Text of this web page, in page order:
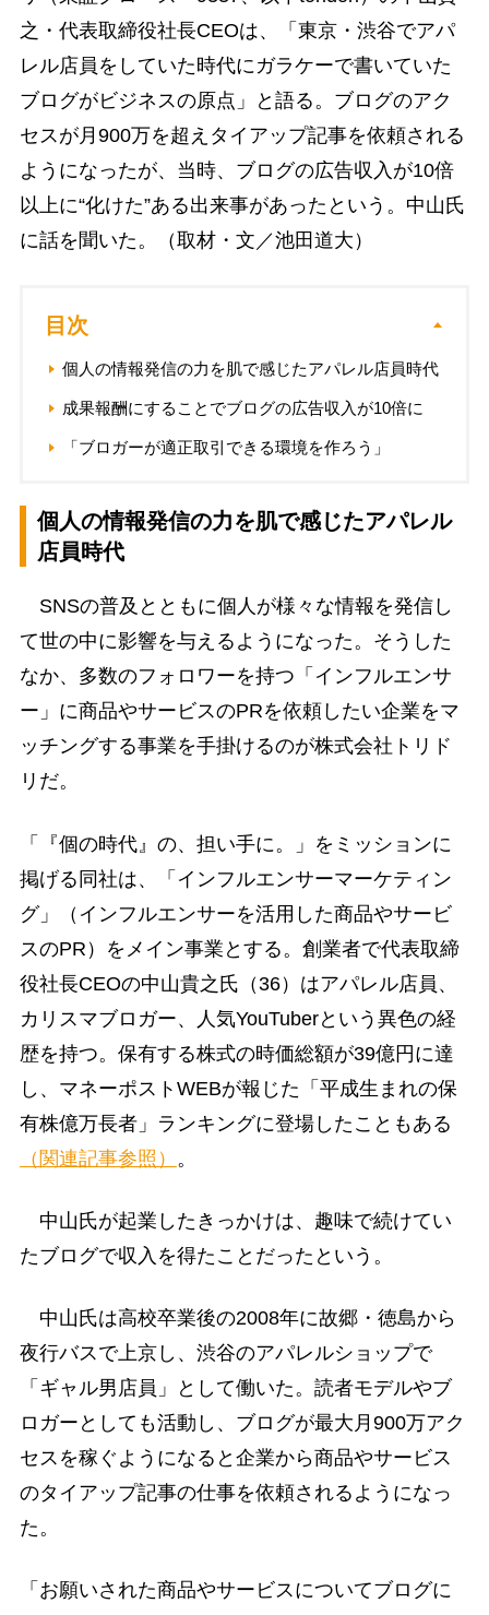
之・代表取締役社長CEOは、「東京・渋谷でアパ
レル店員をしていた時代にガラケーで書いていた
ブログがビジネスの原点」と語る。ブログのアク
セスが月900万を超えタイアップ記事を依頼される
ようになったが、当時、ブログの広告収入が10倍
以上に“化けた”ある出来事があったという。中山氏
に話を聞いた。（取材・文／池田道大）
目次
個人の情報発信の力を肌で感じたアパレル店員時代
成果報酬にすることでブログの広告収入が10倍に
「ブロガーが適正取引できる環境を作ろう」
個人の情報発信の力を肌で感じたアパレル
店員時代
SNSの普及とともに個人が様々な情報を発信し
て世の中に影響を与えるようになった。そうした
なか、多数のフォロワーを持つ「インフルエンサ
ー」に商品やサービスのPRを依頼したい企業をマ
ッチングする事業を手掛けるのが株式会社トリド
リだ。
「『個の時代』の、担い手に。」をミッションに
掲げる同社は、「インフルエンサーマーケティン
グ」（インフルエンサーを活用した商品やサービ
スのPR）をメイン事業とする。創業者で代表取締
役社長CEOの中山貴之氏（36）はアパレル店員、
カリスマブロガー、人気YouTuberという異色の経
歴を持つ。保有する株式の時価総額が39億円に達
し、マネーポストWEBが報じた「平成生まれの保
有株億万長者」ランキングに登場したこともある
（関連記事参照）
。
中山氏が起業したきっかけは、趣味で続けてい
たブログで収入を得たことだったという。
中山氏は高校卒業後の2008年に故郷・徳島から
夜行バスで上京し、渋谷のアパレルショップで
「ギャル男店員」として働いた。読者モデルやブ
ロガーとしても活動し、ブログが最大月900万アク
セスを稼ぐようになると企業から商品やサービス
のタイアップ記事の仕事を依頼されるようになっ
た。
「お願いされた商品やサービスについてブログに